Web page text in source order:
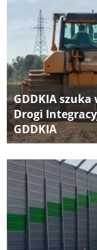
GDDKIA
Drogi
GDDKIA